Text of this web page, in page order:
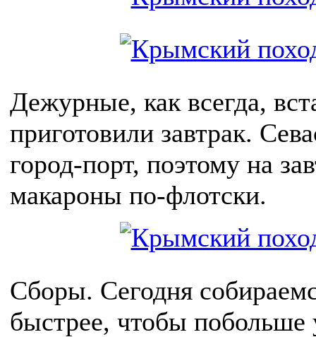
Дежурные, как всегда,
приготовили завтрак.
город-порт, поэтому на
макароны по-флотски.
Сборы. Сегодня
быстрее, чтобы побольше